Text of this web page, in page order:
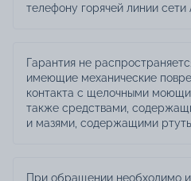
телефону горячей линии сети
Гарантия не
имеющие механические
контакта с щелочными
также средствами,
и мазями, содержащими
При обращении необходимо